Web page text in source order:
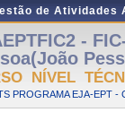
de Atividades
-
NÍVEL
PROGRAMA EJA-EPT -